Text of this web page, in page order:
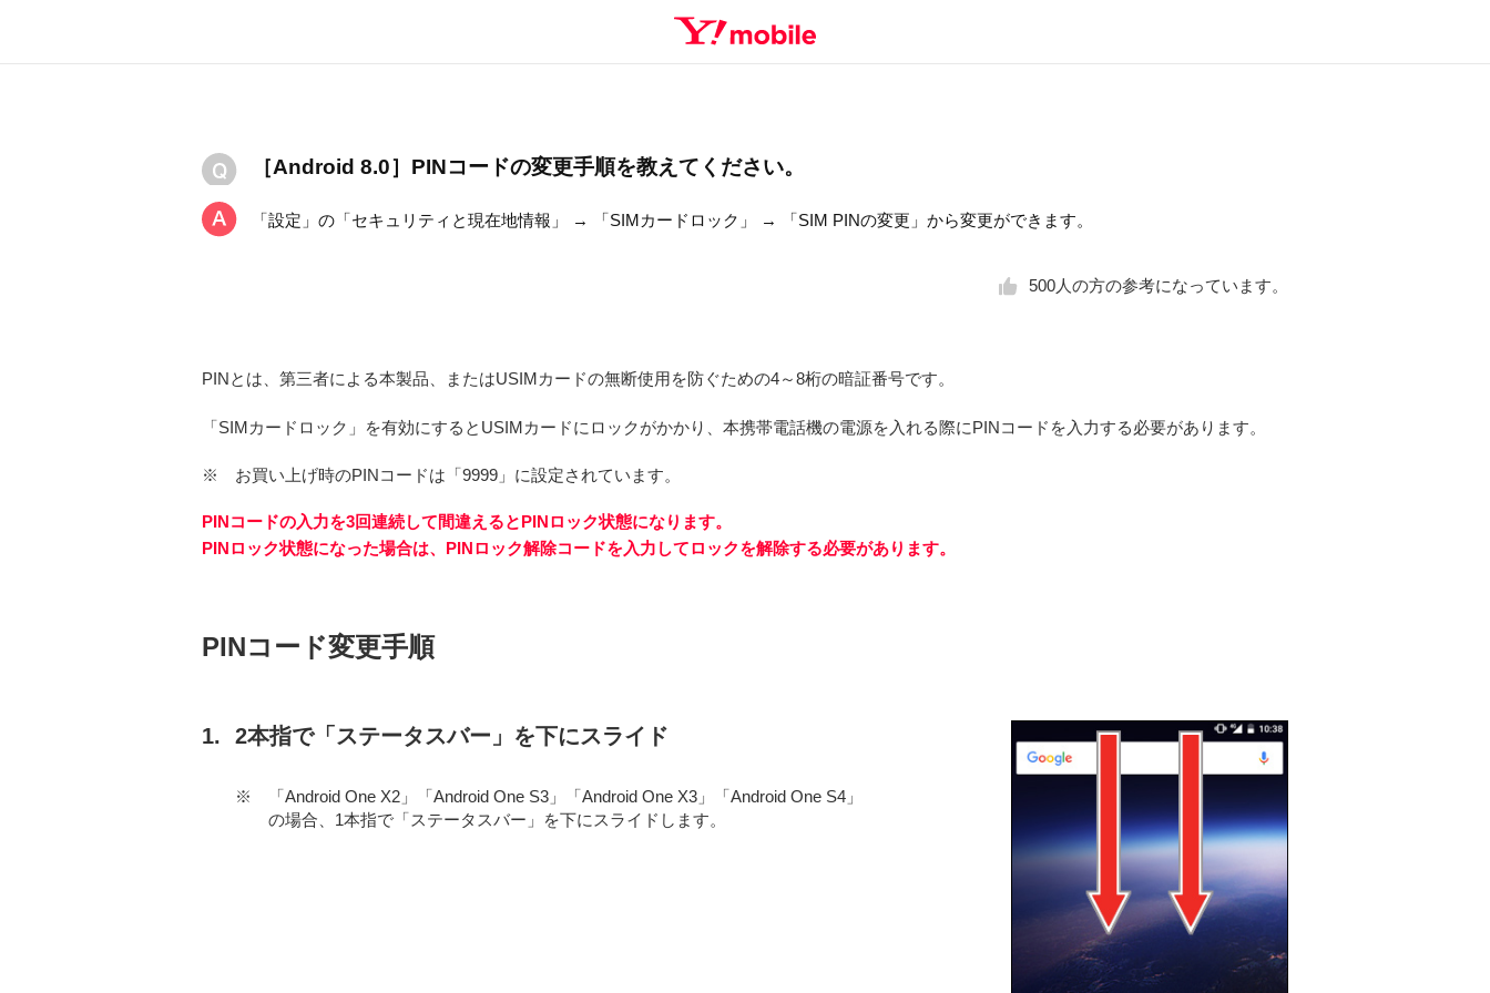
［Android 8.0］PINコードの変更手順を教えてください。
「設定」の「セキュリティと現在地情報」 → 「SIMカードロック」 → 「SIM PINの変更」から変更ができます。
500人の方の参考になっています。
PINとは、第三者による本製品、またはUSIMカードの無断使用を防ぐための4～8桁の暗証番号です。
「SIMカードロック」を有効にするとUSIMカードにロックがかかり、本携帯電話機の電源を入れる際にPINコードを入力する必要があります。
※ お買い上げ時のPINコードは「9999」に設定されています。
PINコードの入力を3回連続して間違えるとPINロック状態になります。
PINロック状態になった場合は、PINロック解除コードを入力してロックを解除する必要があります。
PINコード変更手順
2本指で「ステータスバー」を下にスライド
※
「Android One X2」「Android One S3」「Android One X3」「Android One S4」
の場合、1本指で「ステータスバー」を下にスライドします。